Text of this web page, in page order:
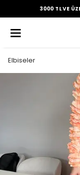
3000 TL VE
Elbiseler